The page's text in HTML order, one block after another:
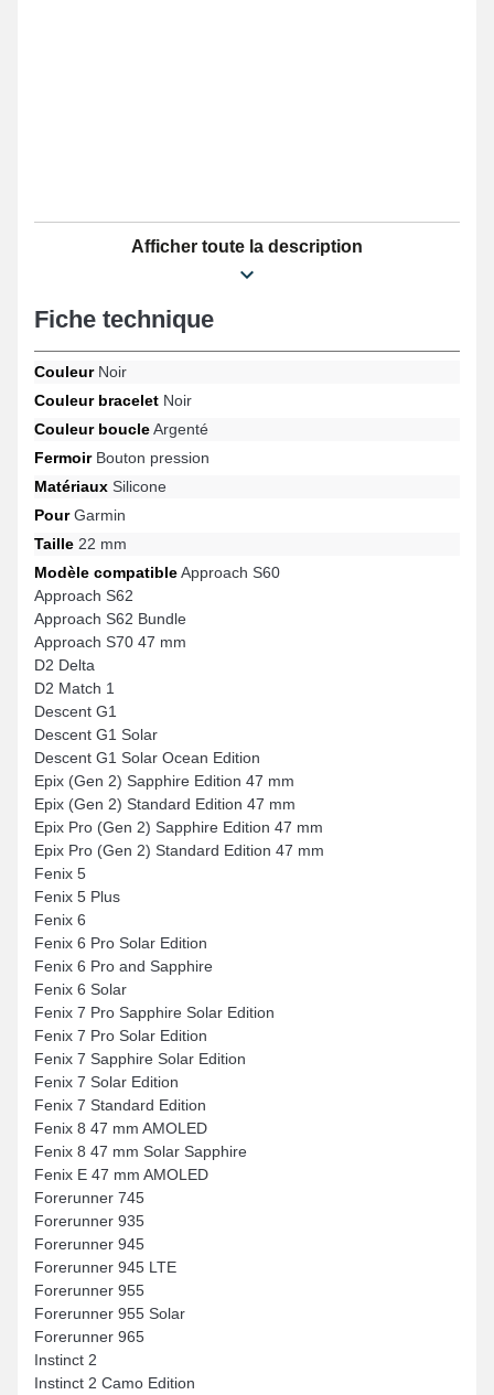
Afficher toute la description
Fiche technique
CouleurNoir
Couleur bracelet Noir
Couleur boucleArgenté
FermoirBouton pression
Matériaux Silicone
PourGarmin
Taille 22 mm
Modèle compatibleApproach S60
Approach S62
Approach S62 Bundle
Approach S70 47 mm
D2 Delta
D2 Match 1
Descent G1
Descent G1 Solar
Descent G1 Solar Ocean Edition
Epix (Gen 2) Sapphire Edition 47 mm
Epix (Gen 2) Standard Edition 47 mm
Epix Pro (Gen 2) Sapphire Edition 47 mm
Epix Pro (Gen 2) Standard Edition 47 mm
Fenix 5
Fenix 5 Plus
Fenix 6
Fenix 6 Pro Solar Edition
Fenix 6 Pro and Sapphire
Fenix 6 Solar
Fenix 7 Pro Sapphire Solar Edition
Fenix 7 Pro Solar Edition
Fenix 7 Sapphire Solar Edition
Fenix 7 Solar Edition
Fenix 7 Standard Edition
Fenix 8 47 mm AMOLED
Fenix 8 47 mm Solar Sapphire
Fenix E 47 mm AMOLED
Forerunner 745
Forerunner 935
Forerunner 945
Forerunner 945 LTE
Forerunner 955
Forerunner 955 Solar
Forerunner 965
Instinct 2
Instinct 2 Camo Edition